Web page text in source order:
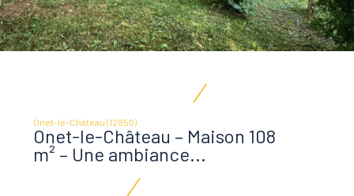
Onet-le-Château (12850)
Onet-le-Château – Maison 108
m² – Une ambiance...